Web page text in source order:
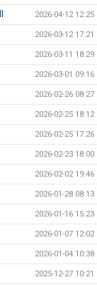
2026-04-12 12:25
2026-03-12 17:21
2026-03-11 18:29
2026-03-01 09:16
2026-02-26 08:27
2026-02-25 18:12
2026-02-25 17:26
2026-02-23 18:00
2026-02-02 19:46
2026-01-28 08:13
2026-01-16 15:23
2026-01-07 12:02
2026-01-04 10:38
2025-12-27 10:21